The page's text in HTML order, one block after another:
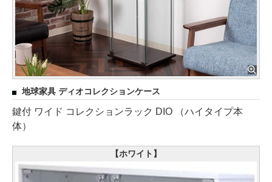
地球家具 ディオコレクションケース
鍵付 ワイド コレクションラック DIO （ハイタイプ本
体）
【ホワイト】